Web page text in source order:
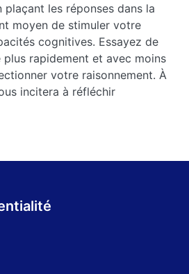
plaçant les réponses dans la
moyen de stimuler votre
cognitives. Essayez de
rapidement et avec moins
votre raisonnement. À
incitera à réfléchir